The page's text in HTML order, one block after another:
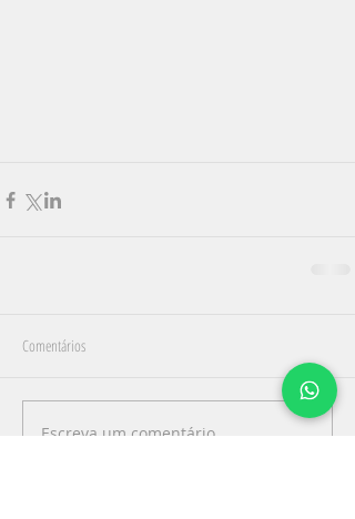
Comentários
Escreva um comentário